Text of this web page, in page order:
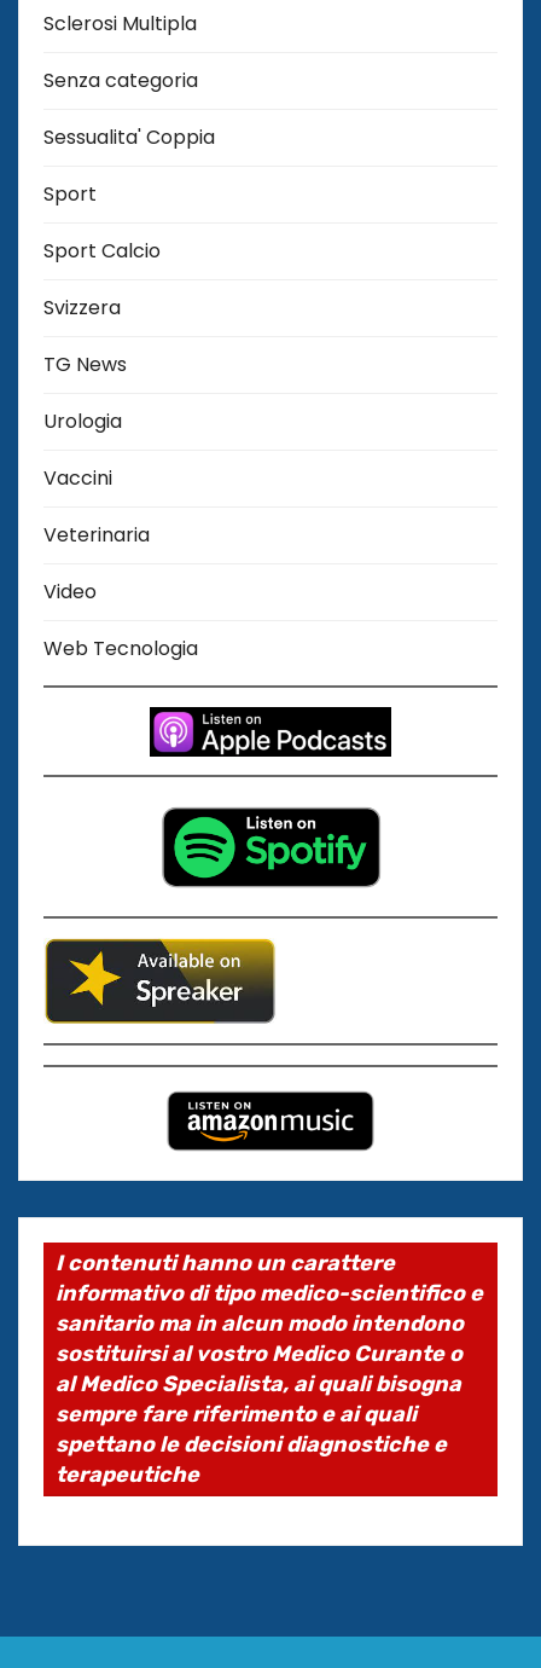
Sclerosi Multipla
Senza categoria
Sessualita' Coppia
Sport
Sport Calcio
Svizzera
TG News
Urologia
Vaccini
Veterinaria
Video
Web Tecnologia
I contenuti hanno un carattere
informativo di tipo medico-scientifico e
sanitario ma in alcun modo intendono
sostituirsi al vostro Medico Curante o
al Medico Specialista, ai quali bisogna
sempre fare riferimento e ai quali
spettano le decisioni diagnostiche e
terapeutiche